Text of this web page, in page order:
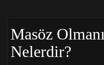
Masöz
Nelerdir?